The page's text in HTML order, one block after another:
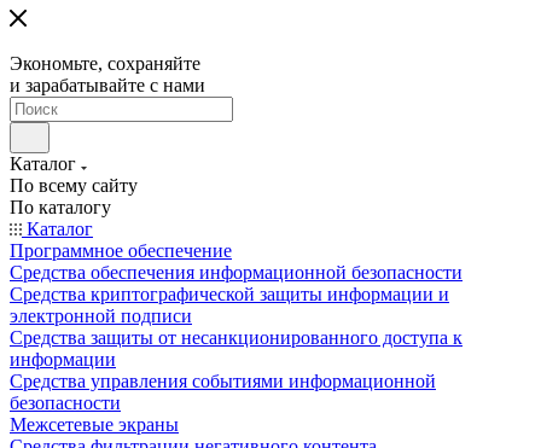
Экономьте, сохраняйте
и зарабатывайте с нами
Каталог
По всему сайту
По каталогу
Каталог
Программное обеспечение
Средства обеспечения информационной безопасности
Средства криптографической защиты информации и
электронной подписи
Средства защиты от несанкционированного доступа к
информации
Средства управления событиями информационной
безопасности
Межсетевые экраны